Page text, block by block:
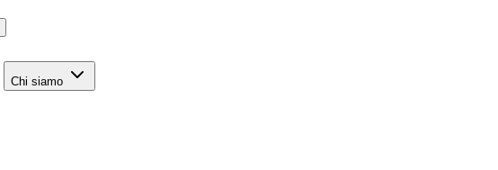
Chi siamo